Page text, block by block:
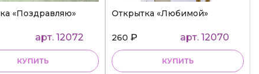
«Поздравляю»
арт. 12072
КУПИТЬ
Открытка «Любимой»
260₽ арт. 12070
КУПИТЬ